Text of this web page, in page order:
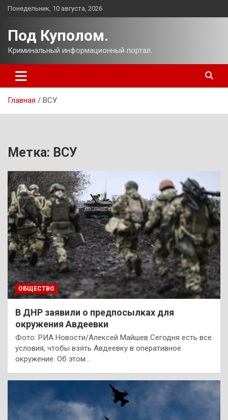
Перейти
Понедельник, 10 августа, 2026
Под Куполом.
Криминальный информационный портал.
Главная ВСУ
Метка: ВСУ
ОБЩЕСТВО
В ДНР заявили о предпосылках для
окружения Авдеевки
Фото: РИА Новости/Алексей Майшев Сегодня есть все
условия, чтобы взять Авдеевку в оперативное
окружение. Об этом…